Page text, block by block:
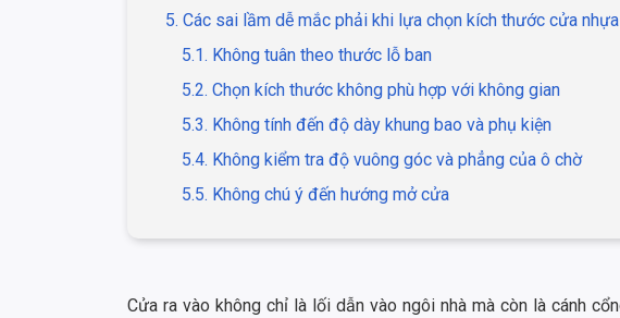
5. Các sai lầm dễ mắc phải khi lựa chọn kích thước cửa
5.1. Không tuân theo thước lỗ ban
5.2. Chọn kích thước không phù hợp với không gian
5.3. Không tính đến độ dày khung bao và phụ kiện
5.4. Không kiểm tra độ vuông góc và phẳng của ô chờ
5.5. Không chú ý đến hướng mở cửa
Cửa ra vào không chỉ là lối dẫn vào ngôi nhà mà còn là cánh